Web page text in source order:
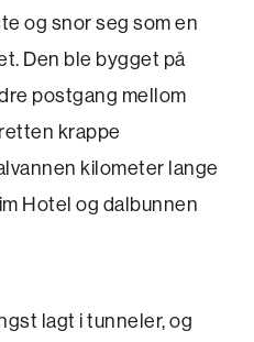
og snor seg som en
Den ble bygget på
postgang mellom
krappe
kilometer lange
Hotel og dalbunnen
lagt i tunneler, og